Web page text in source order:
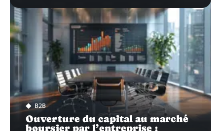
B2B
Ouverture du capital au marché
boursier par l’entreprise :